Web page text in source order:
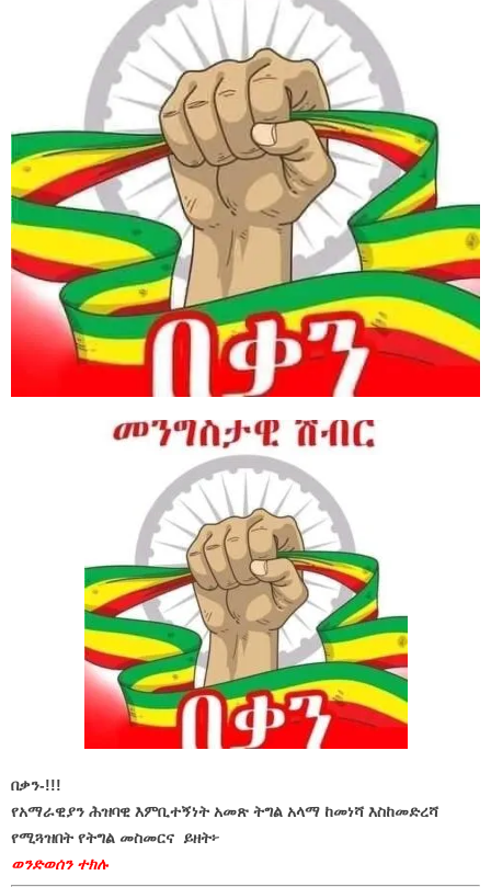
በቃን-!!!
የአማራዊያን ሕዝባዊ እምቢተኝነት አመጽ ትግል አላማ ከመነሻ እስከመድረሻ
የሚጓዝበት የትግል መስመርና ይዘት፦
ወንድወሰን ተክሉ